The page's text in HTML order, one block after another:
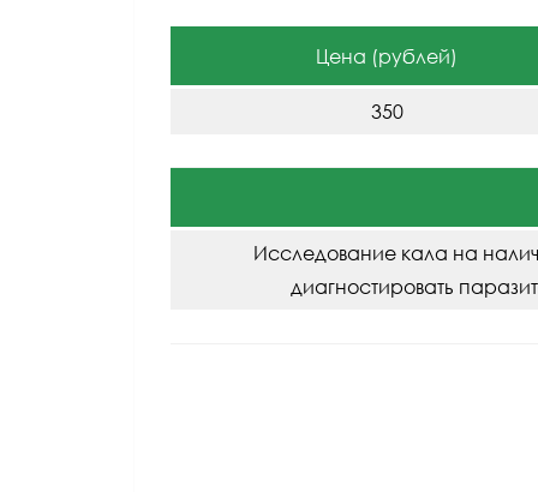
Цена (рублей)
350
Исследование кала на
диагностировать